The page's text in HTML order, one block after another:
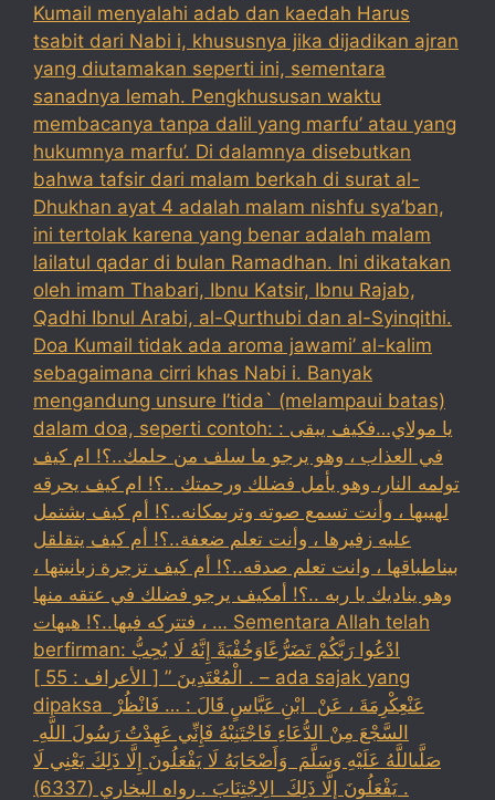
Kumail menyalahi adab dan kaedah Harus
tsabit dari Nabi i, khususnya jika dijadikan ajran
yang diutamakan seperti ini, sementara
sanadnya lemah. Pengkhususan waktu
membacanya tanpa dalil yang marfu’ atau yang
hukumnya marfu’. Di dalamnya disebutkan
bahwa tafsir dari malam berkah di surat al-
Dhukhan ayat 4 adalah malam nishfu sya’ban,
ini tertolak karena yang benar adalah malam
lailatul qadar di bulan Ramadhan. Ini dikatakan
oleh imam Thabari, Ibnu Katsir, Ibnu Rajab,
Qadhi Ibnul Arabi, al-Qurthubi dan al-Syinqithi.
Doa Kumail tidak ada aroma jawami’ al-kalim
sebagaimana cirri khas Nabi i. Banyak
mengandung unsure I’tida` (melampaui batas)
dalam doa, seperti contoh: : يا مولاي…فكيف يبقى
في العذاب ، وهو يرجو ما سلف من حلمك..؟! ام كيف
تولمه النار، وهو يأمل فضلك ورحمتك ..؟! ام كيف يحرقه
لهيبها ، وأنت تسمع صوته وترىمكانه..؟! أم كيف بشتمل
عليه زفيرها ، وأنت تعلم ضعفة..؟! أم كيف يتقلقل
بيناطباقها ، وانت تعلم صدقه..؟! أم كيف تزجرة زبانيتها ،
وهو يناديك يا ربه ..؟! أمكيف يرجو فضلك في عتقه منها
، فتتركه فيها..؟! هيهات … Sementara Allah telah
berfirman: ادْعُوا رَبَّكُمْ تَضَرُّعًاوَخُفْيَةً إِنَّهُ لَا يُحِبُّ
الْمُعْتَدِينَ ” [ الأعراف : 55 ] . – ada sajak yang
dipaksa ‏عَنْ‏‏عِكْرِمَةَ ‏، ‏عَنْ ‏ ‏ابْنِ عَبَّاسٍ ‏‏قَالَ : … فَانْظُرْ ‏‏
السَّجْعَ ‏‏مِنْ الدُّعَاءِ فَاجْتَنِبْهُ فَإِنِّي عَهِدْتُ رَسُولَ اللَّهِ ‏
‏صَلَّىاللَّهُ عَلَيْهِ وَسَلَّمَ ‏ ‏وَأَصْحَابَهُ لَا يَفْعَلُونَ إِلَّا ذَلِكَ ‏‏يَعْنِي لَا
يَفْعَلُونَ إِلَّا ذَلِكَ ‏ ‏الِاجْتِنَابَ . رواه البخاري (6337) .